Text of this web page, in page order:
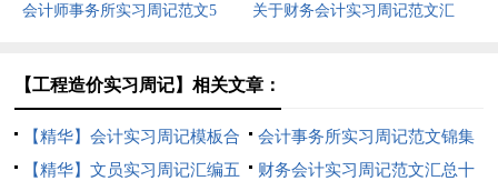
会计师事务所实习周记范文5
关于财务会计实习周记范文汇
【工程造价实习周记】相关文章：
【精华】会计实习周记模板合
集六篇
会计事务所实习周记范文锦集
九篇
【精华】文员实习周记汇编五 财务会计实习周记范文汇总十